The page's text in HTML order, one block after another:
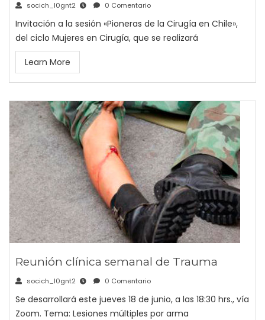
socich_l0gnt2 0 Comentario
Invitación a la sesión «Pioneras de la Cirugía en Chile»,
del ciclo Mujeres en Cirugía, que se realizará
Learn More
Reunión clínica semanal de Trauma
socich_l0gnt2 0 Comentario
Se desarrollará este jueves 18 de junio, a las 18:30 hrs., vía
Zoom. Tema: Lesiones múltiples por arma